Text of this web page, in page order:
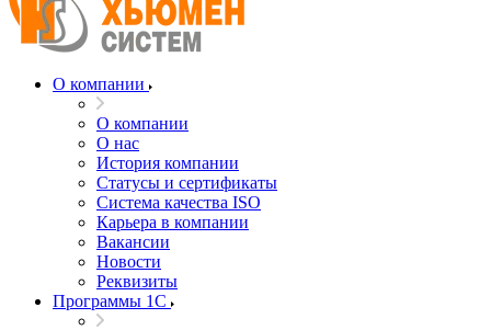
О компании
О компании
О нас
История компании
Статусы и сертификаты
Система качества ISO
Карьера в компании
Вакансии
Новости
Реквизиты
Программы 1С